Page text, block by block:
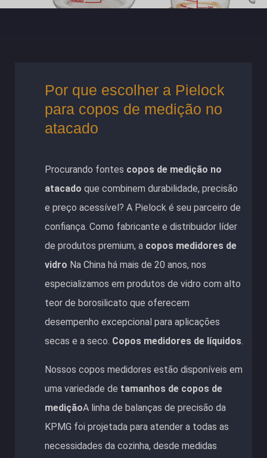
Por que escolher a Pielock
para copos de medição no
atacado
Procurando fontes copos de medição no
atacado que combinem durabilidade, precisão
e preço acessível? A Pielock é seu parceiro de
confiança. Como fabricante e distribuidor líder
de produtos premium, a copos medidores de
vidro Na China há mais de 20 anos, nos
especializamos em produtos de vidro com alto
teor de borosilicato que oferecem
desempenho excepcional para aplicações
secas e a seco. Copos medidores de líquidos.
Nossos copos medidores estão disponíveis em
uma variedade de tamanhos de copos de
mediçãoA linha de balanças de precisão da
KPMG foi projetada para atender a todas as
necessidades da cozinha, desde medidas